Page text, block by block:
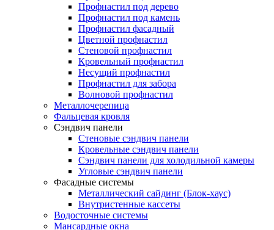
Профнастил под дерево
Профнастил под камень
Профнастил фасадный
Цветной профнастил
Стеновой профнастил
Кровельный профнастил
Несущий профнастил
Профнастил для забора
Волновой профнастил
Металлочерепица
Фальцевая кровля
Сэндвич панели
Стеновые сэндвич панели
Кровельные сэндвич панели
Сэндвич панели для холодильной камеры
Угловые сэндвич панели
Фасадные системы
Металлический сайдинг (Блок-хаус)
Внутристенные кассеты
Водосточные системы
Мансардные окна